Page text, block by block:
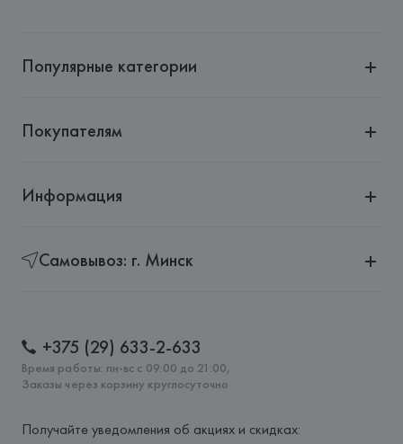
Популярные категории
Покупателям
Информация
Самовывоз: г. Минск
+375 (29) 633-2-633
Время работы: пн-вс с 09:00 до 21:00,
Заказы через корзину круглосуточно
Получайте уведомления об акциях и скидках: